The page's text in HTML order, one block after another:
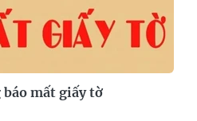
báo mất giấy tờ